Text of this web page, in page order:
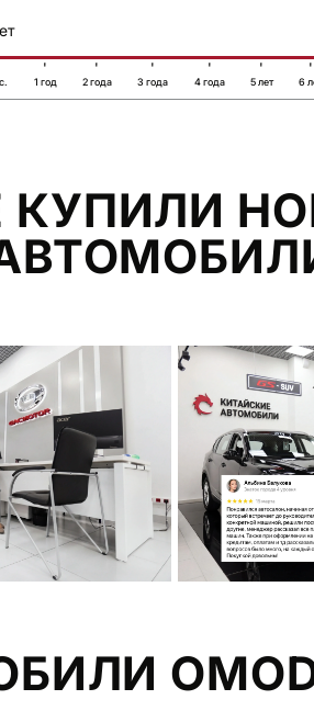
1 год 2 года 3 года 4 года 5 лет 6
КУПИЛИ